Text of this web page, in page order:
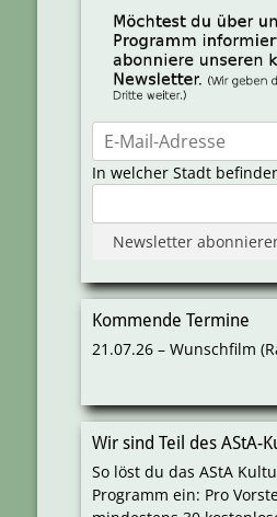
In welcher Stadt
Kommende Termine
21.07.26 – Wunschfilm
Wir sind Teil des AStA-
So löst du das AStA
Programm ein: Pro